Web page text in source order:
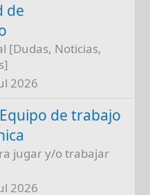
de
[Dudas, Noticias,
2026
Equipo de trabajo
jugar y/o trabajar
2026